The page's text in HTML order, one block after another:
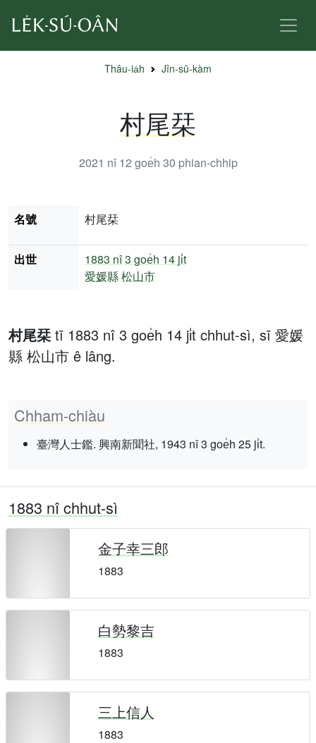
Thâu-ia̍h Jîn-sū-kàm
村尾栞
2021 nî 12 goe̍h 30 phian-chhip
村尾栞 tī 1883 nî 3 goe̍h 14 ji̍t chhut-sì, sī 愛媛
縣 松山市 ê lâng.
Chham-chiàu
臺灣人士鑑. 興南新聞社, 1943 nî 3 goe̍h 25 ji̍t.
名號 村尾栞
出世 1883 nî3 goe̍h 14 ji̍t
愛媛縣松山市
1883 nî chhut-sì
金子幸三郎
1883
白勢黎吉
1883
三上信人
1883